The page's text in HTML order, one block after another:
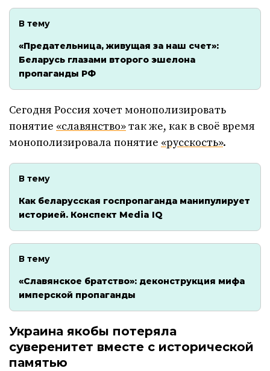
В тему
«Предательница, живущая за наш счет»:
Беларусь глазами второго эшелона
пропаганды РФ
Сегодня Россия хочет монополизировать
понятие «славянство»так же, как в своё время
монополизировала понятие «русскость».
В тему
Как беларусская госпропаганда манипулирует
историей. Конспект Media IQ
В тему
«Славянское братство»: деконструкция мифа
имперской пропаганды
Украина якобы потеряла
суверенитет вместе с исторической
памятью